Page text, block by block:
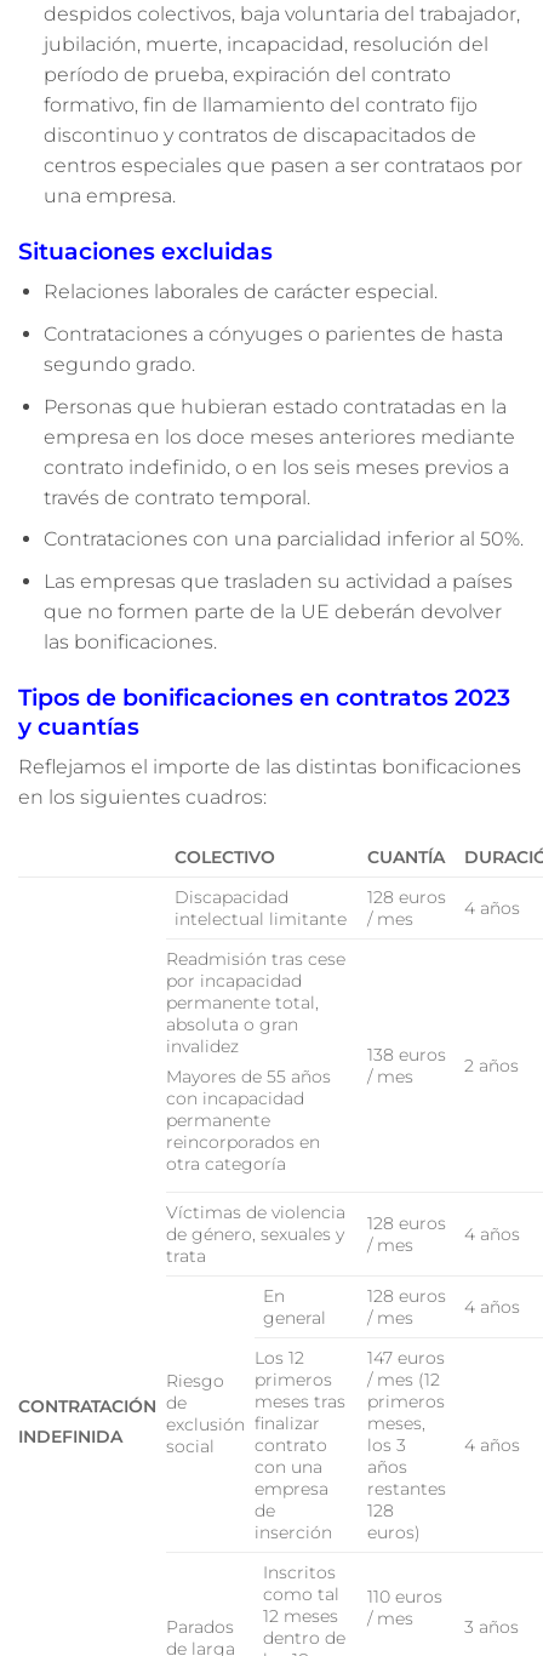
despidos colectivos, baja voluntaria del trabajador,
jubilación, muerte, incapacidad, resolución del
período de prueba, expiración del contrato
formativo, fin de llamamiento del contrato fijo
discontinuo y contratos de discapacitados de
centros especiales que pasen a ser contrataos por
una empresa.
Situaciones excluidas
Relaciones laborales de carácter especial.
Contrataciones a cónyuges o parientes de hasta
segundo grado.
Personas que hubieran estado contratadas en la
empresa en los doce meses anteriores mediante
contrato indefinido, o en los seis meses previos a
través de contrato temporal.
Contrataciones con una parcialidad inferior al 50%.
Las empresas que trasladen su actividad a países
que no formen parte de la UE deberán devolver
las bonificaciones.
Tipos de bonificaciones en contratos 2023
y cuantías
Reflejamos el importe de las distintas bonificaciones
en los siguientes cuadros:
COLECTIVO CUANTÍA
CONTRATACIÓN
INDEFINIDA
Discapacidad
intelectual limitante
128 euros
/ mes
4 años
Readmisión tras cese
por incapacidad
permanente total,
absoluta o gran
invalidez
Mayores de 55 años
con incapacidad
permanente
reincorporados en
otra categoría
138 euros
/ mes
2 años
Víctimas de violencia
de género, sexuales y
trata
128 euros
/ mes
4 años
Riesgo
de
exclusión
social
En
general
128 euros
/ mes
4 años
Los 12
primeros
meses tras
finalizar
contrato
con una
empresa
de
inserción
147 euros
/ mes (12
primeros
meses,
los 3
años
restantes
128
euros)
4 años
Parados
de larga
Inscritos
como tal
12 meses
dentro de
110 euros
/ mes
3 años